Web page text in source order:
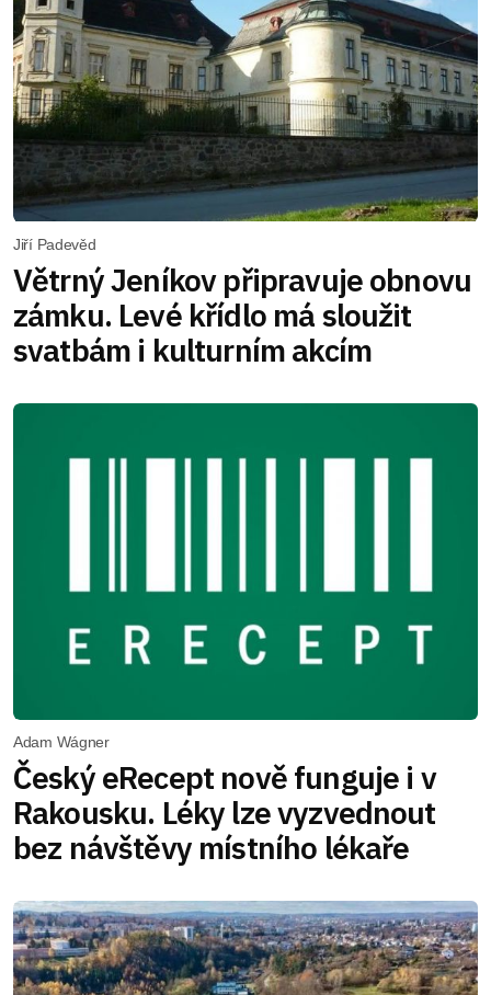
Jiří Padevěd
Větrný Jeníkov připravuje obnovu
zámku. Levé křídlo má sloužit
svatbám i kulturním akcím
Adam Wágner
Český eRecept nově funguje i v
Rakousku. Léky lze vyzvednout
bez návštěvy místního lékaře